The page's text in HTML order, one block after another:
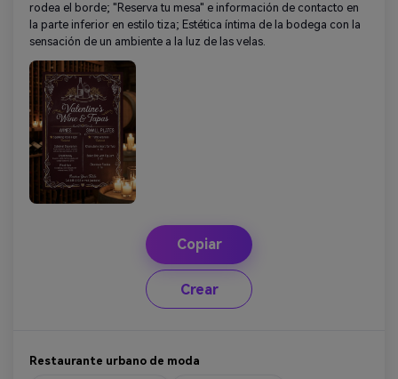
rodea el borde; "Reserva tu mesa" e información de contacto en
la parte inferior en estilo tiza; Estética íntima de la bodega con la
sensación de un ambiente a la luz de las velas.
Copiar
Crear
Restaurante urbano de moda